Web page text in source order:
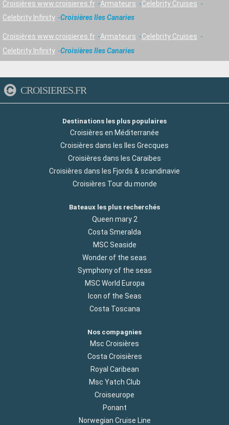
Croisières www.croisieres.fr Armateurs
Celebrity Cruises
Celebrity Infinity
Croisières Iles Canaries
Croisières www.croisieres.fr Armateurs
Celebrity Cruises
Celebrity Infinity
Croisières Iles Canaries
CROISIERES.FR
Destinations les plus populaires
Croisières en Méditerranée
Croisières dans les Iles Grecques
Croisières dans les Caraibes
Croisières dans les Fjords & scandinavie
Croisières Tour du monde
Bateaux les plus recherchés
Queen mary 2
Costa Smeralda
MSC Seaside
Wonder of the seas
Symphony of the seas
MSC World Europa
Icon of the Seas
Costa Toscana
Nos compagnies
Msc Croisières
Costa Croisières
Royal Caribean
Msc Yatch Club
Croiseurope
Ponant
Norwegian Cruise Line